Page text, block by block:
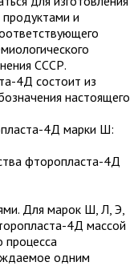
и
СССР.
4Д состоит из
настоящего
4Д марки Ш:
фторопласта-4Д
Для марок Ш, Л, Э,
4Д массой
процесса
одним